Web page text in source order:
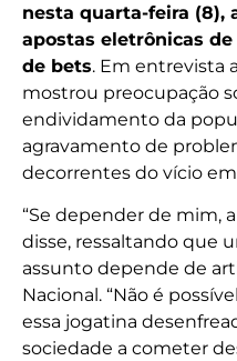
nesta quarta-feira (8),
apostas eletrônicas
de bets. Em entrevista
mostrou preocupação
endividamento da
agravamento de
decorrentes do vício
“Se depender de mim,
disse, ressaltando que
assunto depende de
Nacional. “Não é
essa jogatina
sociedade a cometer